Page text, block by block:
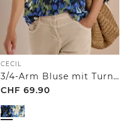
CECIL
3/4-Arm Bluse mit Turn-Up und Print
CHF 69.90